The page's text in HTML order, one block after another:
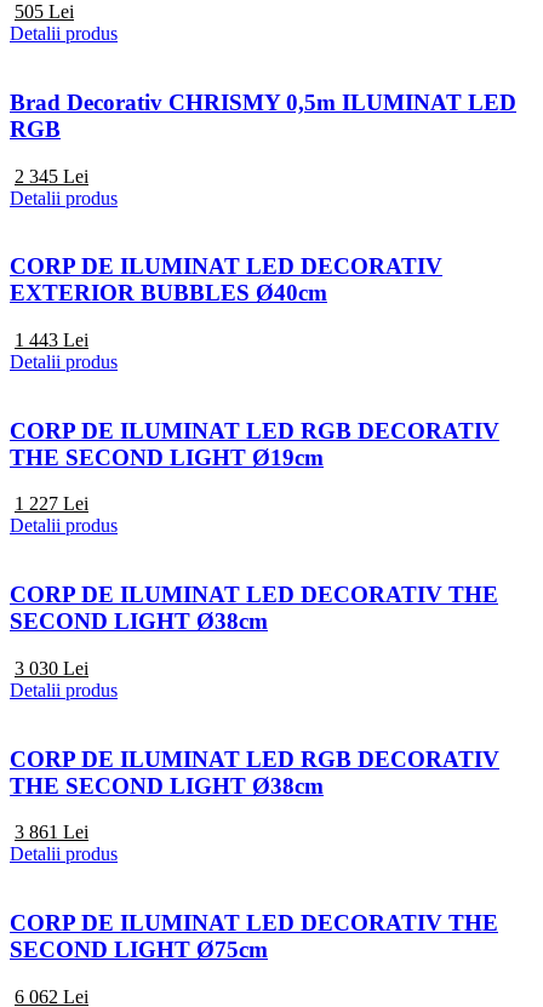
505 Lei
Detalii produs
Brad Decorativ CHRISMY 0,5m ILUMINAT LED
RGB
2 345 Lei
Detalii produs
CORP DE ILUMINAT LED DECORATIV
EXTERIOR BUBBLES Ø40cm
1 443 Lei
Detalii produs
CORP DE ILUMINAT LED RGB DECORATIV
THE SECOND LIGHT Ø19cm
1 227 Lei
Detalii produs
CORP DE ILUMINAT LED DECORATIV THE
SECOND LIGHT Ø38cm
3 030 Lei
Detalii produs
CORP DE ILUMINAT LED RGB DECORATIV
THE SECOND LIGHT Ø38cm
3 861 Lei
Detalii produs
CORP DE ILUMINAT LED DECORATIV THE
SECOND LIGHT Ø75cm
6 062 Lei